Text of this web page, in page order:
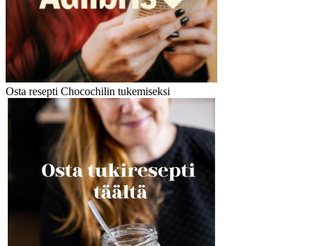
Osta resepti Chocochilin tukemiseksi